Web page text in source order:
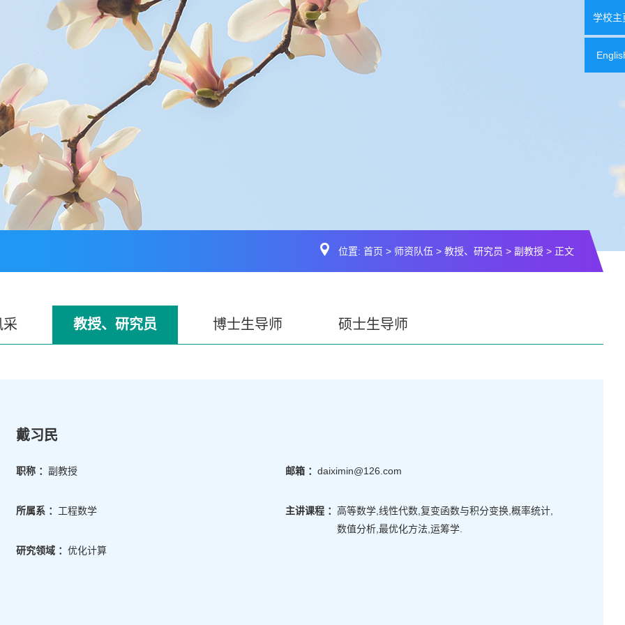
学校主
位置: 首页 > 师资队伍 > 教授、研究员 > 副教授 > 正文
采 教授、研究员 博士生导师 硕士生导师
戴习民
职称 ： 副教授 邮箱 ： daiximin@126.com
所属系 ： 工程数学 主讲课程 ： 高等数学,线性代数,复变函数与积分变换,概率统计,
数值分析,最优化方法,运筹学.
研究领域 ： 优化计算